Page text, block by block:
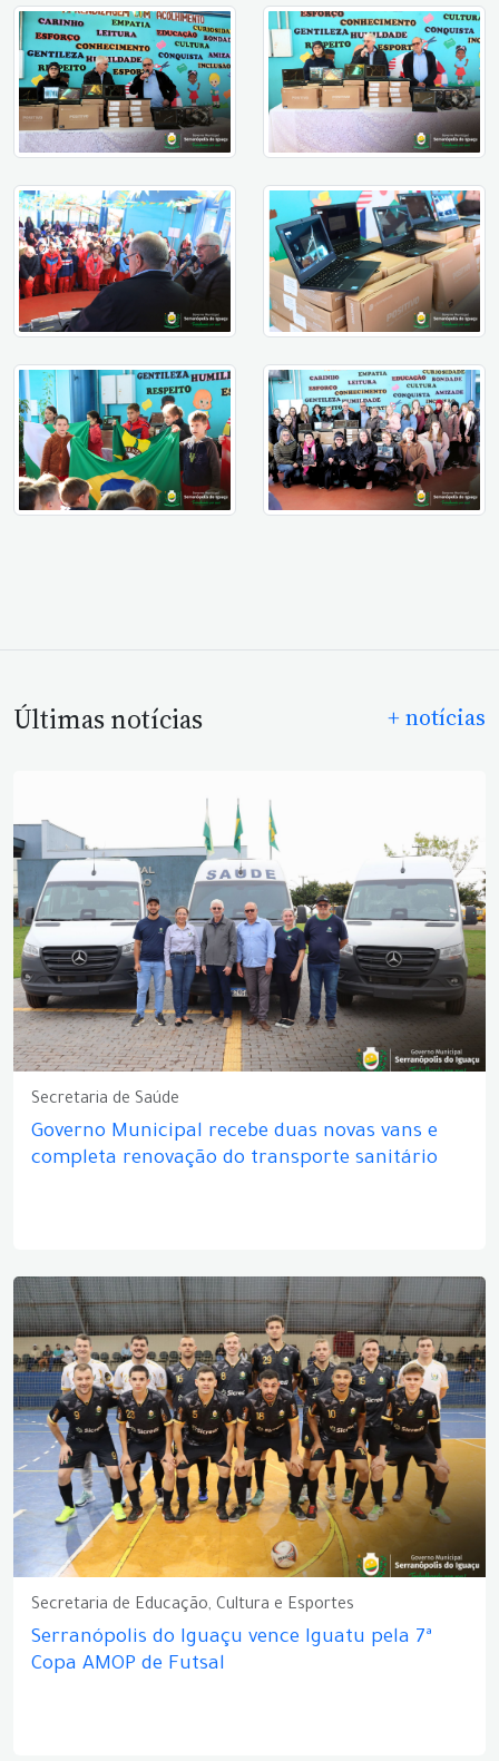
Últimas notícias + notícias
Secretaria de Saúde
Governo Municipal recebe duas novas vans e
completa renovação do transporte sanitário
Secretaria de Educação, Cultura e Esportes
Serranópolis do Iguaçu vence Iguatu pela 7ª
Copa AMOP de Futsal